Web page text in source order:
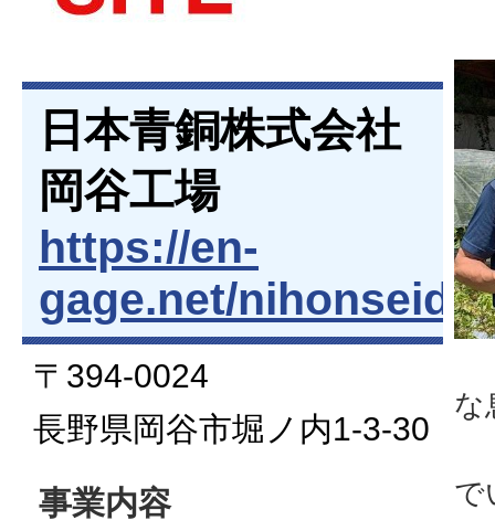
な
で
日本青銅株式会社
岡谷工場
https://en-
gage.net/
〒394-0024
長野県岡谷市堀ノ内1-3-30
事業内容